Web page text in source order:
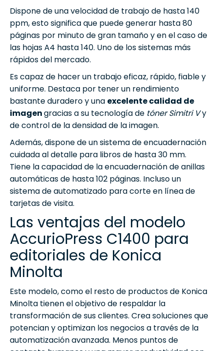
Dispone de una velocidad de trabajo de hasta 140
ppm, esto significa que puede generar hasta 80
páginas por minuto de gran tamaño y en el caso de
las hojas A4 hasta 140. Uno de los sistemas más
rápidos del mercado.
Es capaz de hacer un trabajo eficaz, rápido, fiable y
uniforme. Destaca por tener un rendimiento
bastante duradero y una excelente calidad de
imagengracias a su tecnología de tóner Simitri Vy
de control de la densidad de la imagen.
Además, dispone de un sistema de encuadernación
cuidada al detalle para libros de hasta 30 mm.
Tiene la capacidad de la encuadernación de anillas
automáticas de hasta 102 páginas. Incluso un
sistema de automatizado para corte en línea de
tarjetas de visita.
Las ventajas del modelo
AccurioPress C1400 para
editoriales de Konica
Minolta
Este modelo, como el resto de productos de Konica
Minolta tienen el objetivo de respaldar la
transformación de sus clientes. Crea soluciones que
potencian y optimizan los negocios a través de la
automatización avanzada. Menos puntos de